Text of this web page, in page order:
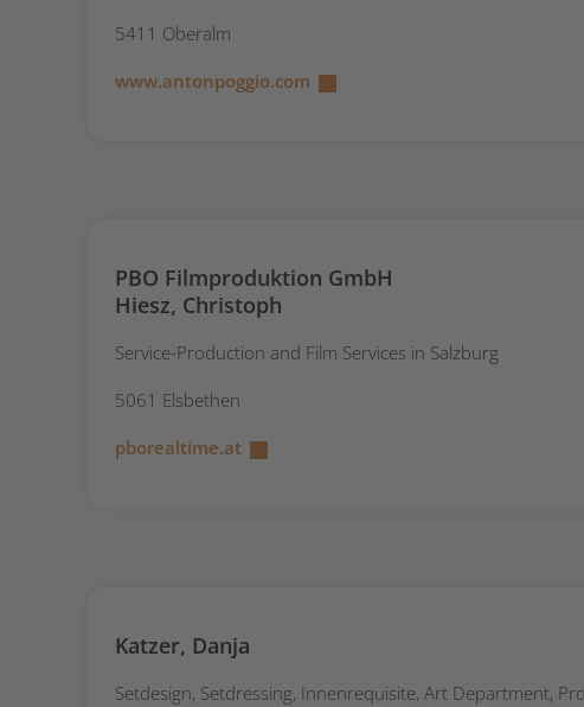
5411 Oberalm
www.antonpoggio.com
PBO Filmproduktion GmbH
Hiesz, Christoph
Service-Production and Film Services in Salzburg
5061 Elsbethen
pborealtime.at
Katzer, Danja
Setdesign, Setdressing, Innenrequisite, Art Department,